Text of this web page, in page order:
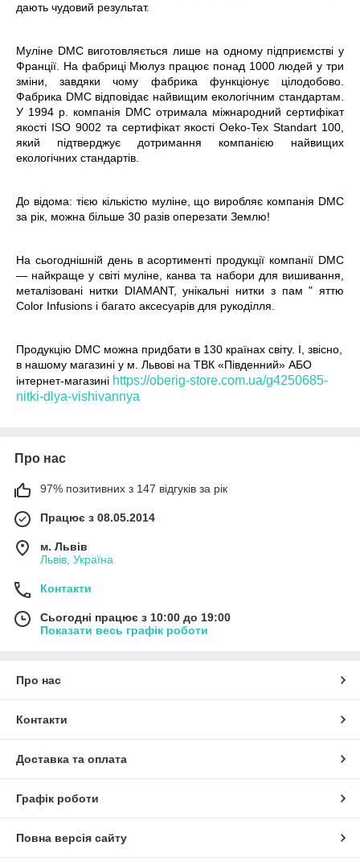
дають чудовий результат.
Муліне DMC виготовляється лише на одному підприємстві у
Франції. На фабриці Мюлуз працює понад 1000 людей у три
зміни, завдяки чому фабрика функціонує цілодобово.
Фабрика DMC відповідає найвищим екологічним стандартам.
У 1994 р. компанія DMC отримала міжнародний сертифікат
якості ISO 9002 та сертифікат якості Oeko-Tex Standart 100,
який підтверджує дотримання компанією найвищих
екологічних стандартів.
До відома: тією кількістю муліне, що виробляє компанія DMC
за рік, можна більше 30 разів оперезати Землю!
На сьогоднішній день в асортименті продукції компанії DMC
— найкраще у світі муліне, канва та набори для вишивання,
металізовані нитки DIAMANT, унікальні нитки з пам " яттю
Color Infusions і багато аксесуарів для рукоділля.
Продукцію DMC можна придбати в 130 країнах світу. І звісно
в нашому магазині у м. Львові на ТВК «Південний» АБО
інтернет-магазині https://oberig-store.com.ua/g4250685-
nitki-dlya-vishivannya
Про нас
97% позитивних з 147 відгуків за рік
Працює з 08.05.2014
м. Львів
Львів, Україна
Контакти
Сьогодні працює з 10:00 до 19:00
Показати весь графік роботи
Про нас
Контакти
Доставка та оплата
Графік роботи
Повна версія сайту